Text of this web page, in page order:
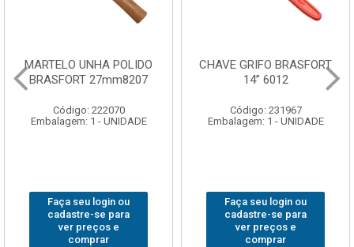
CHAVE GRIFO BRASFORT
14” 6012
Código: 231967
Embalagem: 1 - UNIDADE
Faça seu login ou
cadastre-se para
ver preços e
comprar
ADAPTADOR PARA
SOQUETE WAFT
Código: 235563
Embalagem: 1 - UNIDADE
Faça seu login ou
cadastre-se para
ver preços e
comprar